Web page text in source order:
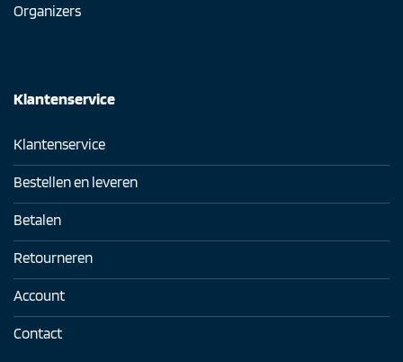
Organizers
Klantenservice
Klantenservice
Bestellen en leveren
Betalen
Retourneren
Account
Contact